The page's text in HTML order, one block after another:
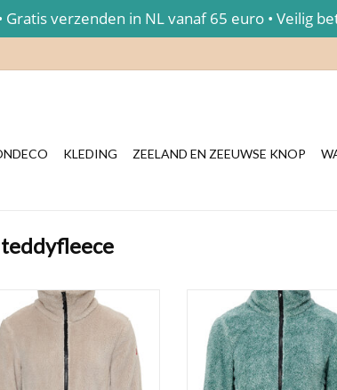
KLEDING ZEELAND EN ZEEUWSE KNOP
zachte en warme teddy
van Nordberg voor dames in
mooie neutrale warme lichte
zandkleur.
Heerlijk zachte en warme
fleece van Nordberg voor
de mooie emerald green
TOEVOEGEN AAN
verzenden in NL vanaf 65 euro • Veilig